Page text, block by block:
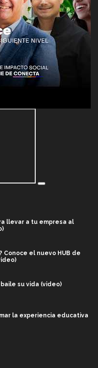
llevar a tu empresa al
Conoce el nuevo HUB de
su vida (video)
la experiencia educativa